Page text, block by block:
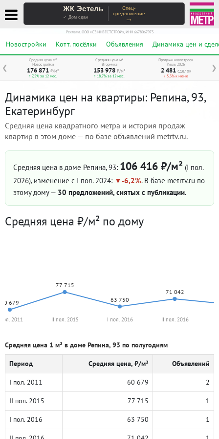
ЖК Эстель
✓ Дом сдан
Спец-
предложение
→
Реклама. ООО «СЗ ИНВЕСТСТРОЙ», ИНН 6678067973
Новостройки Котт. посёлки Объявления Динамика цен и
❮ ❯
Средняя цена м²
Новостройки
176 871 ₽/м²
↑ 7,5% за 12 мес.
Средняя цена м²
Вторичка
153 978 ₽/м²
↑ 18,7% за 12 мес.
Продажи новостроек
Июль 2026
2 481 сделок
↓ 5,3% к июню
Динамика цен на квартиры: Репина, 93,
Екатеринбург
Средняя цена квадратного метра и история продаж
квартир в этом доме — по базе объявлений metrtv.ru.
Средняя цена в доме Репина, 93: 106 416 ₽/м² (I пол.
2026), изменение с I пол. 2024: -6,2%. В базе metrtv.ru по
этому дому — 30 предложений, снятых с публикации.
Средняя цена ₽/м² по дому
60 679
77 715
63 750
71 042
2011 II пол. 2015 I пол. 2016 II пол. 2016
Средняя цена 1 м² в доме Репина, 93 по полугодиям
Период Средняя цена, ₽/м² Объявлений
I пол. 2011 60 679 2
II пол. 2015 77 715 1
I пол. 2016 63 750 1